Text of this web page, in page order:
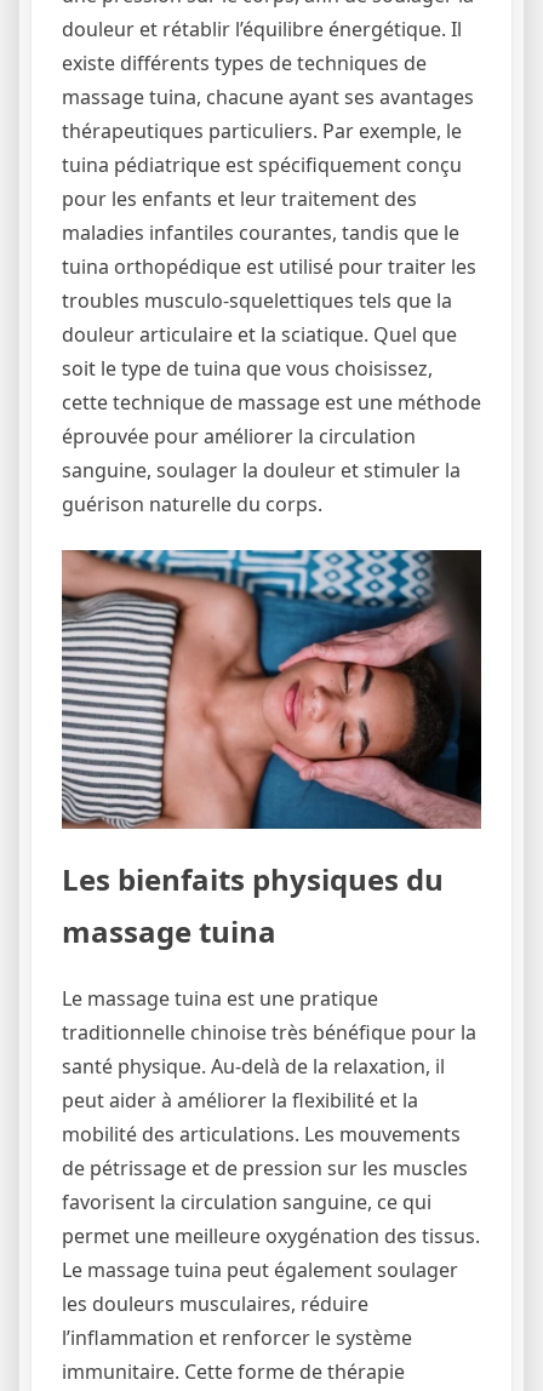
douleur et rétablir l’équilibre énergétique. Il
existe différents types de techniques de
massage tuina, chacune ayant ses avantages
thérapeutiques particuliers. Par exemple, le
tuina pédiatrique est spécifiquement conçu
pour les enfants et leur traitement des
maladies infantiles courantes, tandis que le
tuina orthopédique est utilisé pour traiter les
troubles musculo-squelettiques tels que la
douleur articulaire et la sciatique. Quel que
soit le type de tuina que vous choisissez,
cette technique de massage est une méthode
éprouvée pour améliorer la circulation
sanguine, soulager la douleur et stimuler la
guérison naturelle du corps.
Les bienfaits physiques du
massage tuina
Le massage tuina est une pratique
traditionnelle chinoise très bénéfique pour la
santé physique. Au-delà de la relaxation, il
peut aider à améliorer la flexibilité et la
mobilité des articulations. Les mouvements
de pétrissage et de pression sur les muscles
favorisent la circulation sanguine, ce qui
permet une meilleure oxygénation des tissus.
Le massage tuina peut également soulager
les douleurs musculaires, réduire
l’inflammation et renforcer le système
immunitaire. Cette forme de thérapie